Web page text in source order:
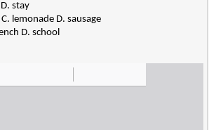
stay
lemonade D. sausage
D. school